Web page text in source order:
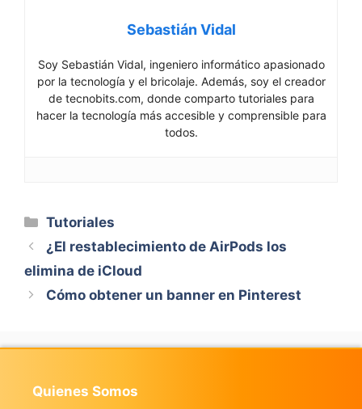
Sebastián Vidal
Soy Sebastián Vidal, ingeniero informático apasionado
por la tecnología y el bricolaje. Además, soy el creador
de tecnobits.com, donde comparto tutoriales para
hacer la tecnología más accesible y comprensible para
todos.
Categorías
Tutoriales
¿El restablecimiento de AirPods los
elimina de iCloud
Cómo obtener un banner en Pinterest
Quienes Somos